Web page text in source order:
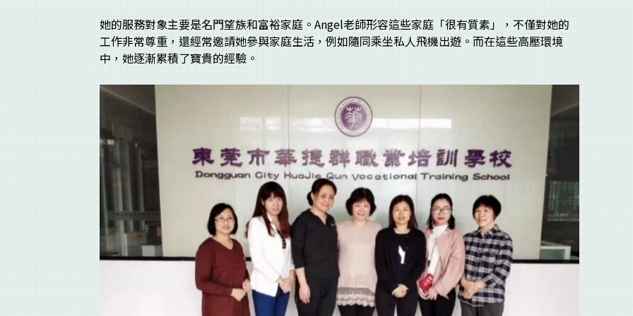
她的服務對象主要是名門望族和富裕家庭。Angel老師形容這些家庭「很有質素」，不僅對她的
工作非常尊重，還經常邀請她參與家庭生活，例如隨同乘坐私人飛機出遊。而在這些高壓環境
中，她逐漸累積了寶貴的經驗。